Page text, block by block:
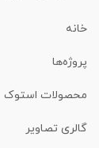
خانه
پروژه‌ها
محصولات استوک
گالری تصاویر